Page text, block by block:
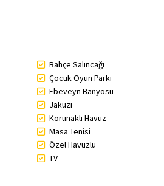
Bahçe Salıncağı
Çocuk Oyun Parkı
Ebeveyn Banyosu
Jakuzi
Korunaklı Havuz
Masa Tenisi
Özel Havuzlu
TV